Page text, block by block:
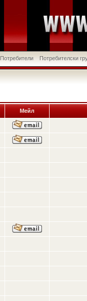
Потребители Потребителски
Мейл